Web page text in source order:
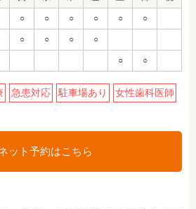
○ ○ ○ ○ ○ ○
○ ○ ○ ○
○ ○
急患対応 駐車場あり 女性歯科医師
ット予約はこちら